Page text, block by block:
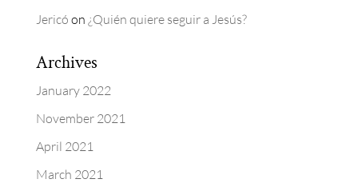
Jericó on ¿Quién quiere seguir a Jesús?
Archives
January 2022
November 2021
April 2021
March 2021